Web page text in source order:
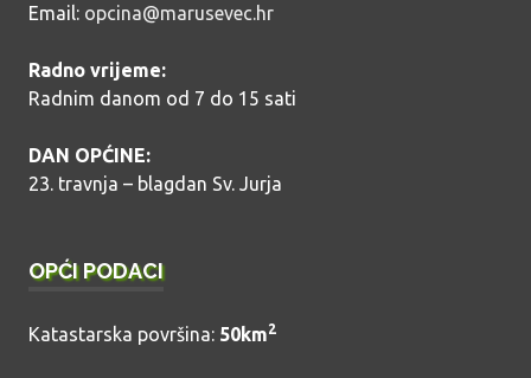
Email: opcina@marusevec.hr
Radno vrijeme:
Radnim danom od 7 do 15 sati
DAN OPĆINE:
23. travnja – blagdan Sv. Jurja
OPĆI PODACI
Katastarska površina: 50km2